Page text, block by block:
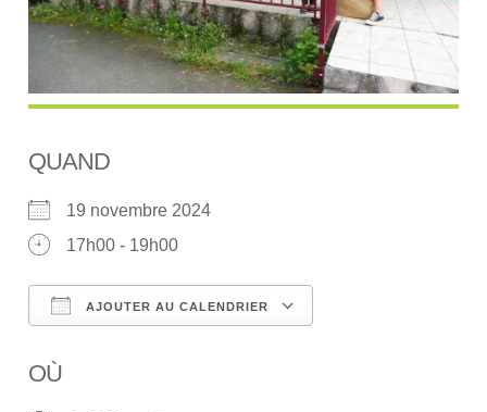
QUAND
19 novembre 2024
17h00 - 19h00
AJOUTER AU CALENDRIER
OÙ